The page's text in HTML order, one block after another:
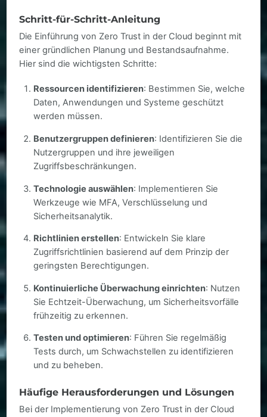
Schritt-für-Schritt-Anleitung
Die Einführung von Zero Trust in der Cloud beginnt mit
einer gründlichen Planung und Bestandsaufnahme.
Hier sind die wichtigsten Schritte:
Ressourcen identifizieren: Bestimmen Sie, welche
Daten, Anwendungen und Systeme geschützt
werden müssen.
Benutzergruppen definieren: Identifizieren Sie die
Nutzergruppen und ihre jeweiligen
Zugriffsbeschränkungen.
Technologie auswählen: Implementieren Sie
Werkzeuge wie MFA, Verschlüsselung und
Sicherheitsanalytik.
Richtlinien erstellen: Entwickeln Sie klare
Zugriffsrichtlinien basierend auf dem Prinzip der
geringsten Berechtigungen.
Kontinuierliche Überwachung einrichten: Nutzen
Sie Echtzeit-Überwachung, um Sicherheitsvorfälle
frühzeitig zu erkennen.
Testen und optimieren: Führen Sie regelmäßig
Tests durch, um Schwachstellen zu identifizieren
und zu beheben.
Häufige Herausforderungen und Lösungen
Bei der Implementierung von Zero Trust in der Cloud